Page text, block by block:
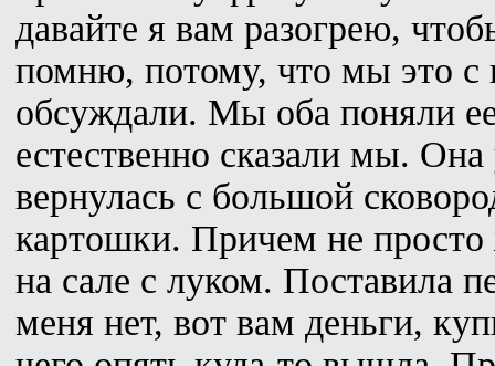
давайте я вам разогрею,
помню, потому, что мы это с
обсуждали. Мы оба поняли
естественно сказали мы.
вернулась с большой
картошки. Причем не
на сале с луком. Поставила
меня нет, вот вам деньги,